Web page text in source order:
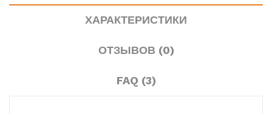
ХАРАКТЕРИСТИКИ
ОТЗЫВОВ (0)
FAQ (3)